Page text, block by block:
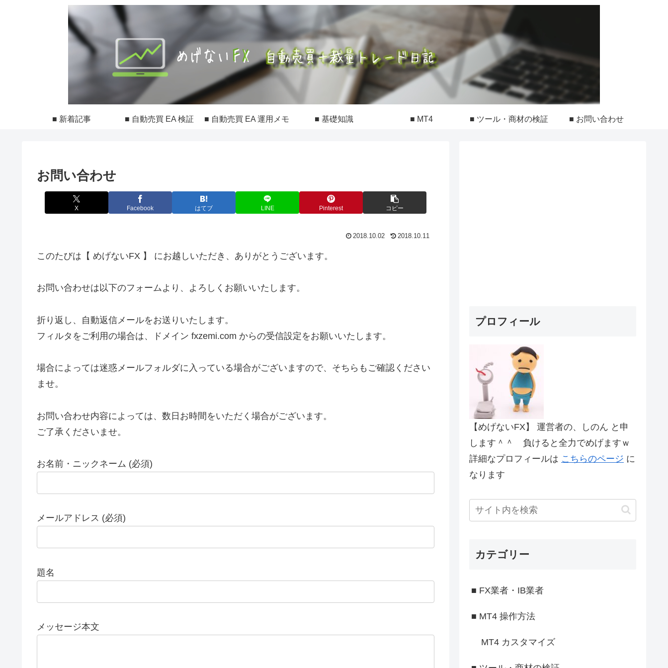
■ 新着記事 ■ 自動売買 EA 検証 ■ 自動売買 EA 運用メモ ■ 基礎知識 ■ MT4 ■ ツール・商材の検証 ■ お問い合わせ
お問い合わせ
X Facebook はてブ LINE Pinterest コピー
2018.10.02 2018.10.11
このたびは【 めげないFX 】 にお越しいただき、ありがとうございます。
お問い合わせは以下のフォームより、よろしくお願いいたします。
折り返し、自動返信メールをお送りいたします。
フィルタをご利用の場合は、ドメイン fxzemi.com からの受信設定をお願いいたします。
場合によっては迷惑メールフォルダに入っている場合がございますので、そちらもご確認ください
ませ。
お問い合わせ内容によっては、数日お時間をいただく場合がございます。
ご了承くださいませ。
お名前・ニックネーム (必須)
メールアドレス (必須)
題名
メッセージ本文
プロフィール
【めげないFX】 運営者の、しのん と申
します＾＾ 負けると全力でめげますｗ
詳細なプロフィールは こちらのページ に
なります
カテゴリー
■ FX業者・IB業者
■ MT4 操作方法
MT4 カスタマイズ